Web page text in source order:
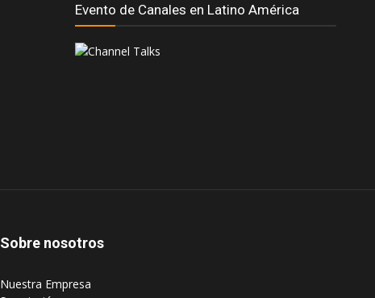
Evento de Canales en Latino América
Sobre nosotros
‎Nuestra Empresa